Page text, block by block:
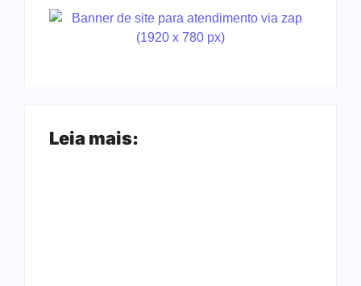
Leia mais: